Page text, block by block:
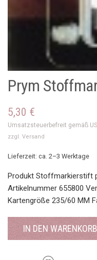
Prym
5,30 €
Umsatzsteuerbefreit gemäß
zzgl. Versand
Lieferzeit: ca. 2–3 Werktage
Produkt Stoffmarkierstift
Artikelnummer 655800
Kartengröße 235/60 MM
IN DEN WARENKORB